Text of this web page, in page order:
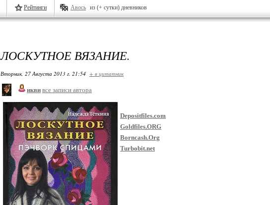
Рейтинги Авось из (+ сутки) дневников
ЛОСКУТНОЕ ВЯЗАНИЕ.
Вторник, 27 Августа 2013 г. 21:54 + в цитатник
икви все записи автора
Depositfiles.com
Goldfiles.ORG
Borncash.Org
Turbobit.net